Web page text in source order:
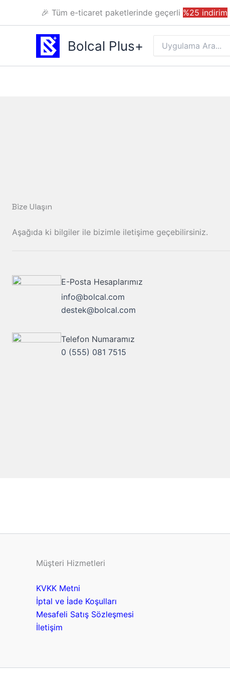
🎉 Tüm e-ticaret paketlerinde geçerli %25 indirim
Bolcal Plus+
Search
Bize Ulaşın
Aşağıda ki bilgiler ile bizimle iletişime geçebilirsiniz.
E-Posta Hesaplarımız
info@bolcal.com
destek@bolcal.com
Telefon Numaramız
0 (555) 081 7515
Müşteri Hizmetleri
KVKK Metni
İptal ve İade Koşulları
Mesafeli Satış Sözleşmesi
İletişim